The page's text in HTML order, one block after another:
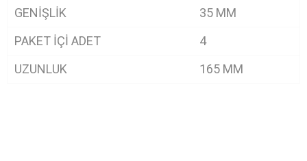
GENİŞLİK
35 MM
PAKET İÇİ ADET
4
UZUNLUK
165 MM